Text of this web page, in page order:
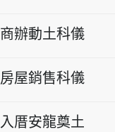
商辦動土科儀
房屋銷售科儀
入厝安龍奠土